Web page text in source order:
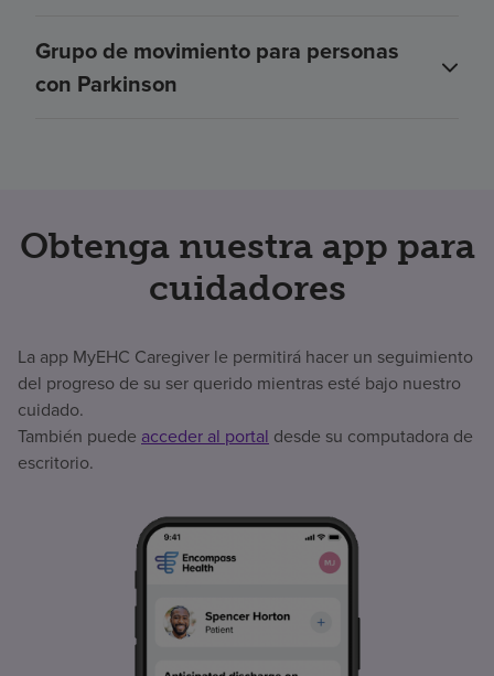
Grupo de movimiento para personas
con Parkinson
Obtenga nuestra app para
cuidadores
La app MyEHC Caregiver le permitirá hacer un seguimiento
del progreso de su ser querido mientras esté bajo nuestro
cuidado.
También puede acceder al portal desde su computadora de
escritorio.